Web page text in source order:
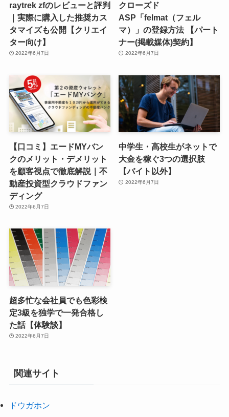
raytrek zfのレビューと評判
｜実際に購入した推奨カス
タマイズも公開【クリエイ
ター向け】
2022年6月7日
クローズド
ASP「felmat（フェル
マ）」の登録方法 【パート
ナー(掲載媒体)契約】
2022年6月7日
【口コミ】エードMYバン
クのメリット・デメリット
を顧客視点で徹底解説｜不
動産投資型クラウドファン
ディング
2022年6月7日
中学生・高校生がネットで
大金を稼ぐ3つの選択肢
【バイト以外】
2022年6月7日
超多忙な会社員でも色彩検
定3級を独学で一発合格し
た話【体験談】
2022年6月7日
関連サイト
ドウガホン